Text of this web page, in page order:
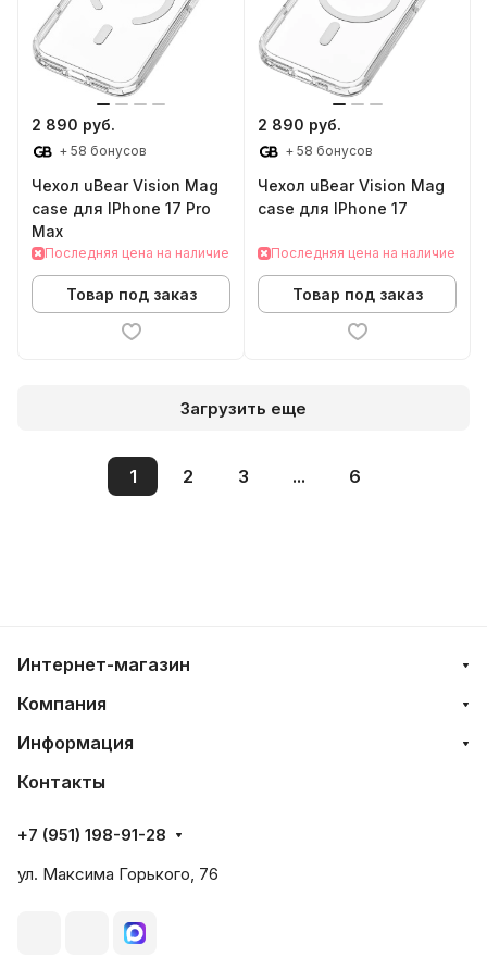
2 890 руб.
+ 58 бонусов
Чехол uBear Vision Mag
case для IPhone 17 Pro
Max
Последняя цена на наличие
Товар под заказ
2 890 руб.
+ 58 бонусов
Чехол uBear Vision Mag
case для IPhone 17
Последняя цена на наличие
Товар под заказ
Загрузить еще
1 2 3 ... 6
Интернет-магазин
Компания
Информация
Контакты
+7 (951) 198-91-28
ул. Максима Горького, 76